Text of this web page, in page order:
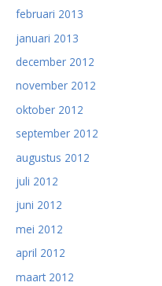
februari 2013
januari 2013
december 2012
november 2012
oktober 2012
september 2012
augustus 2012
juli 2012
juni 2012
mei 2012
april 2012
maart 2012